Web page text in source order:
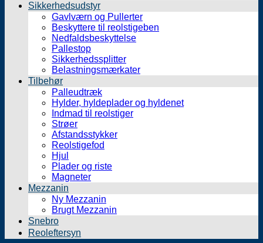
Sikkerhedsudstyr
Gavlværn og Pullerter
Beskyttere til reolstigeben
Nedfaldsbeskyttelse
Pallestop
Sikkerhedssplitter
Belastningsmærkater
Tilbehør
Palleudtræk
Hylder, hyldeplader og hyldenet
Indmad til reolstiger
Strøer
Afstandsstykker
Reolstigefod
Hjul
Plader og riste
Magneter
Mezzanin
Ny Mezzanin
Brugt Mezzanin
Snebro
Reoleftersyn